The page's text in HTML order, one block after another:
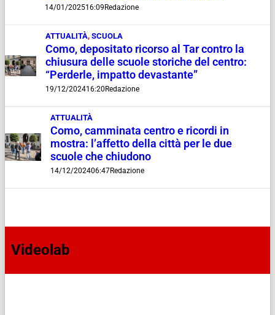
14/01/202516:09Redazione
ATTUALITÀ, SCUOLA
Como, depositato ricorso al Tar contro la
chiusura delle scuole storiche del centro:
“Perderle, impatto devastante”
19/12/202416:20Redazione
ATTUALITÀ
Como, camminata centro e ricordi in
mostra: l’affetto della città per le due
scuole che chiudono
14/12/202406:47Redazione
Videolab